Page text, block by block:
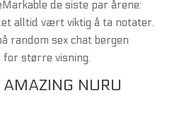
de siste par årene:
alltid vært viktig å ta notater.
random sex chat bergen
større visning.
NURU